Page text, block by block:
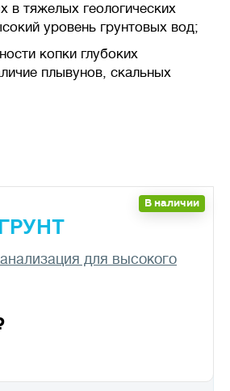
в тяжелых геологических
уровень грунтовых вод;
копки глубоких
плывунов, скальных
В наличии
ГРУНТ
для высокого